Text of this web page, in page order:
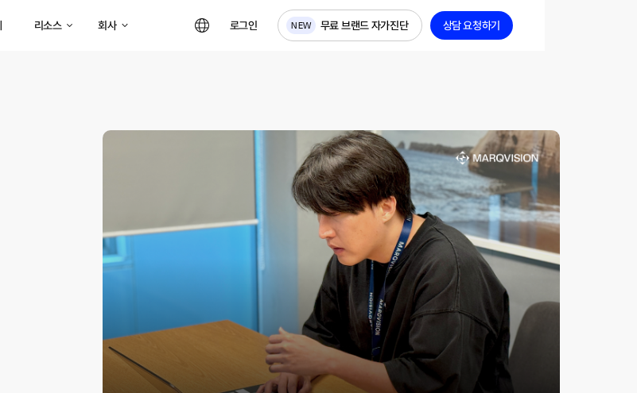
리소스 회사 로그인 NEW 무료 브랜드 자가진단 상담 요청하기